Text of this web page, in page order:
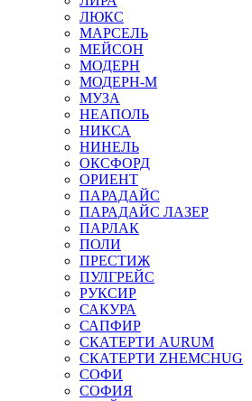
ЛЮКС
МАРСЕЛЬ
МЕЙСОН
МОДЕРН
МОДЕРН-М
МУЗА
НЕАПОЛЬ
НИКСА
НИНЕЛЬ
ОКСФОРД
ОРИЕНТ
ПАРАДАЙС
ПАРАДАЙС ЛАЗЕР
ПАРЛАК
ПОЛИ
ПРЕСТИЖ
ПУЛГРЕЙС
РУКСИР
САКУРА
САПФИР
СКАТЕРТИ AURUM
СКАТЕРТИ ZHEMCHUG
СОФИ
СОФИЯ